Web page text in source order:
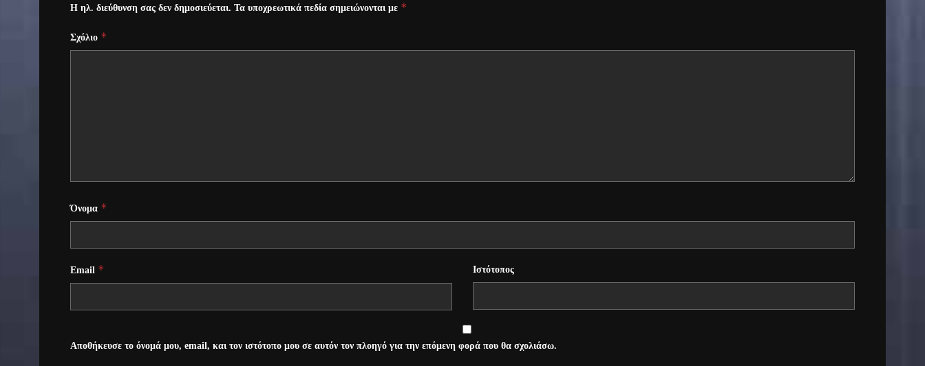
Η ηλ. διεύθυνση σας δεν δημοσιεύεται. Τα υποχρεωτικά πεδία σημειώνονται με *
Σχόλιο *
Όνομα *
Email * Ιστότοπος
Αποθήκευσε το όνομά μου, email, και τον ιστότοπο μου σε αυτόν τον πλοηγό για την επόμενη φορά που θα σχολιάσω.